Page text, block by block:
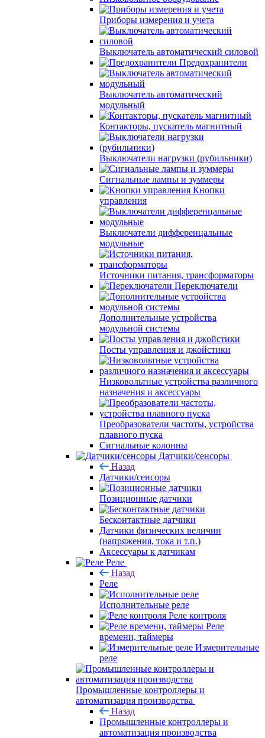
Приборы измерения и учета
Выключатель автоматический силовой
Предохранители
Выключатель автоматический
модульный
Контакторы, пускатель магнитный
Выключатели нагрузки (рубильники)
Сигнальные лампы и зуммеры
Кнопки
управления
Выключатели дифференцальные
модульные
Источники питания, трансформаторы
Переключатели
Дополнительные устройства
модульной системы
Посты управления и джойстики
Низковольтные устройства различного
назначения и аксессуары
Преобразователи частоты, устройства
плавного пуска
Сигнальные колонны
Датчики/сенсоры
Назад
Датчики/сенсоры
Позиционные датчики
Бесконтактные датчики
Датчики физических величин
(напряжения, тока и т.п.)
Аксессуары к датчикам
Реле
Назад
Реле
Исполнительные реле
Реле контроля
Реле
времени, таймеры
Измерительные
реле
Промышленные контроллеры и
автоматизация производства
Назад
Промышленные контроллеры и
автоматизация производства